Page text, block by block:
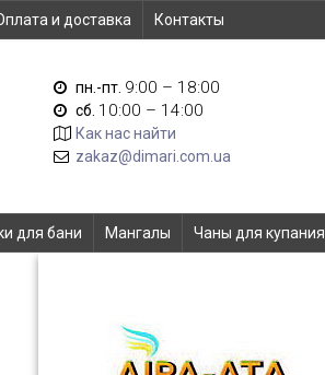
и доставка Контакты
пн.-пт. 9:00 – 18:00
сб. 10:00 – 14:00
Как нас найти
zakaz@dimari.com.ua
для бани Мангалы Чаны для купания